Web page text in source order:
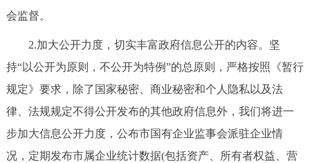
会监督。
2.加大公开力度，切实丰富政府信息公开的内容。坚
持“以公开为原则，不公开为特例”的总原则，严格按照《暂行
规定》要求，除了国家秘密、商业秘密和个人隐私以及法
律、法规规定不得公开发布的其他政府信息外，我们将进一
步加大信息公开力度，公布市国有企业监事会派驻企业情
况，定期发布市属企业统计数据(包括资产、所有者权益、营